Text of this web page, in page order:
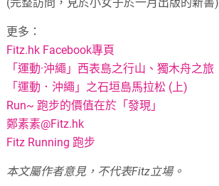
更多：
Fitz.hk Facebook專頁
「運動·沖繩」西表島之行山、獨木舟之旅
「運動．沖繩」之石垣島馬拉松 (上)
Run~ 跑步的價值在於「發現」
鄭素素@Fitz.hk
Fitz Running 跑步
本文屬作者意見，不代表Fitz立場。